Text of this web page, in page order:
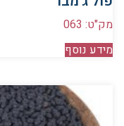
מק"ט: 063
מידע נוסף